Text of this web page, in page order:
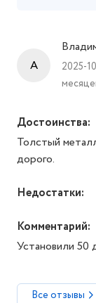
A
2025-
Достоинства:
Толстый
дорого.
Недостатки:
Комментарий:
Установили 50
Все отзывы